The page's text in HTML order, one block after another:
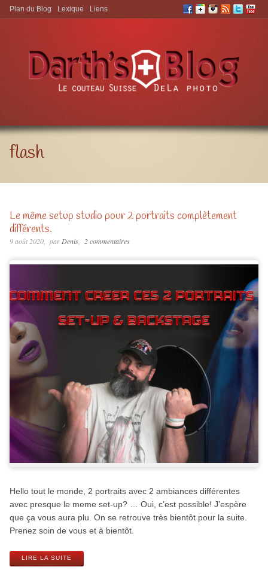
Aller à:
Plan du Blog Lexique Liens
flash
Le même setup studio pour 2 portraits complètement
différents.
9 août 2020 parDenis 2 commentaires
Hello tout le monde, 2 portraits avec 2 ambiances différentes
avec presque le meme set-up? … Oui, c’est possible! J’espère
que ça vous aura plu. On se retrouve très bientôt pour la suite.
Prenez soin de vous et à bientôt.
LIRE LA SUITE